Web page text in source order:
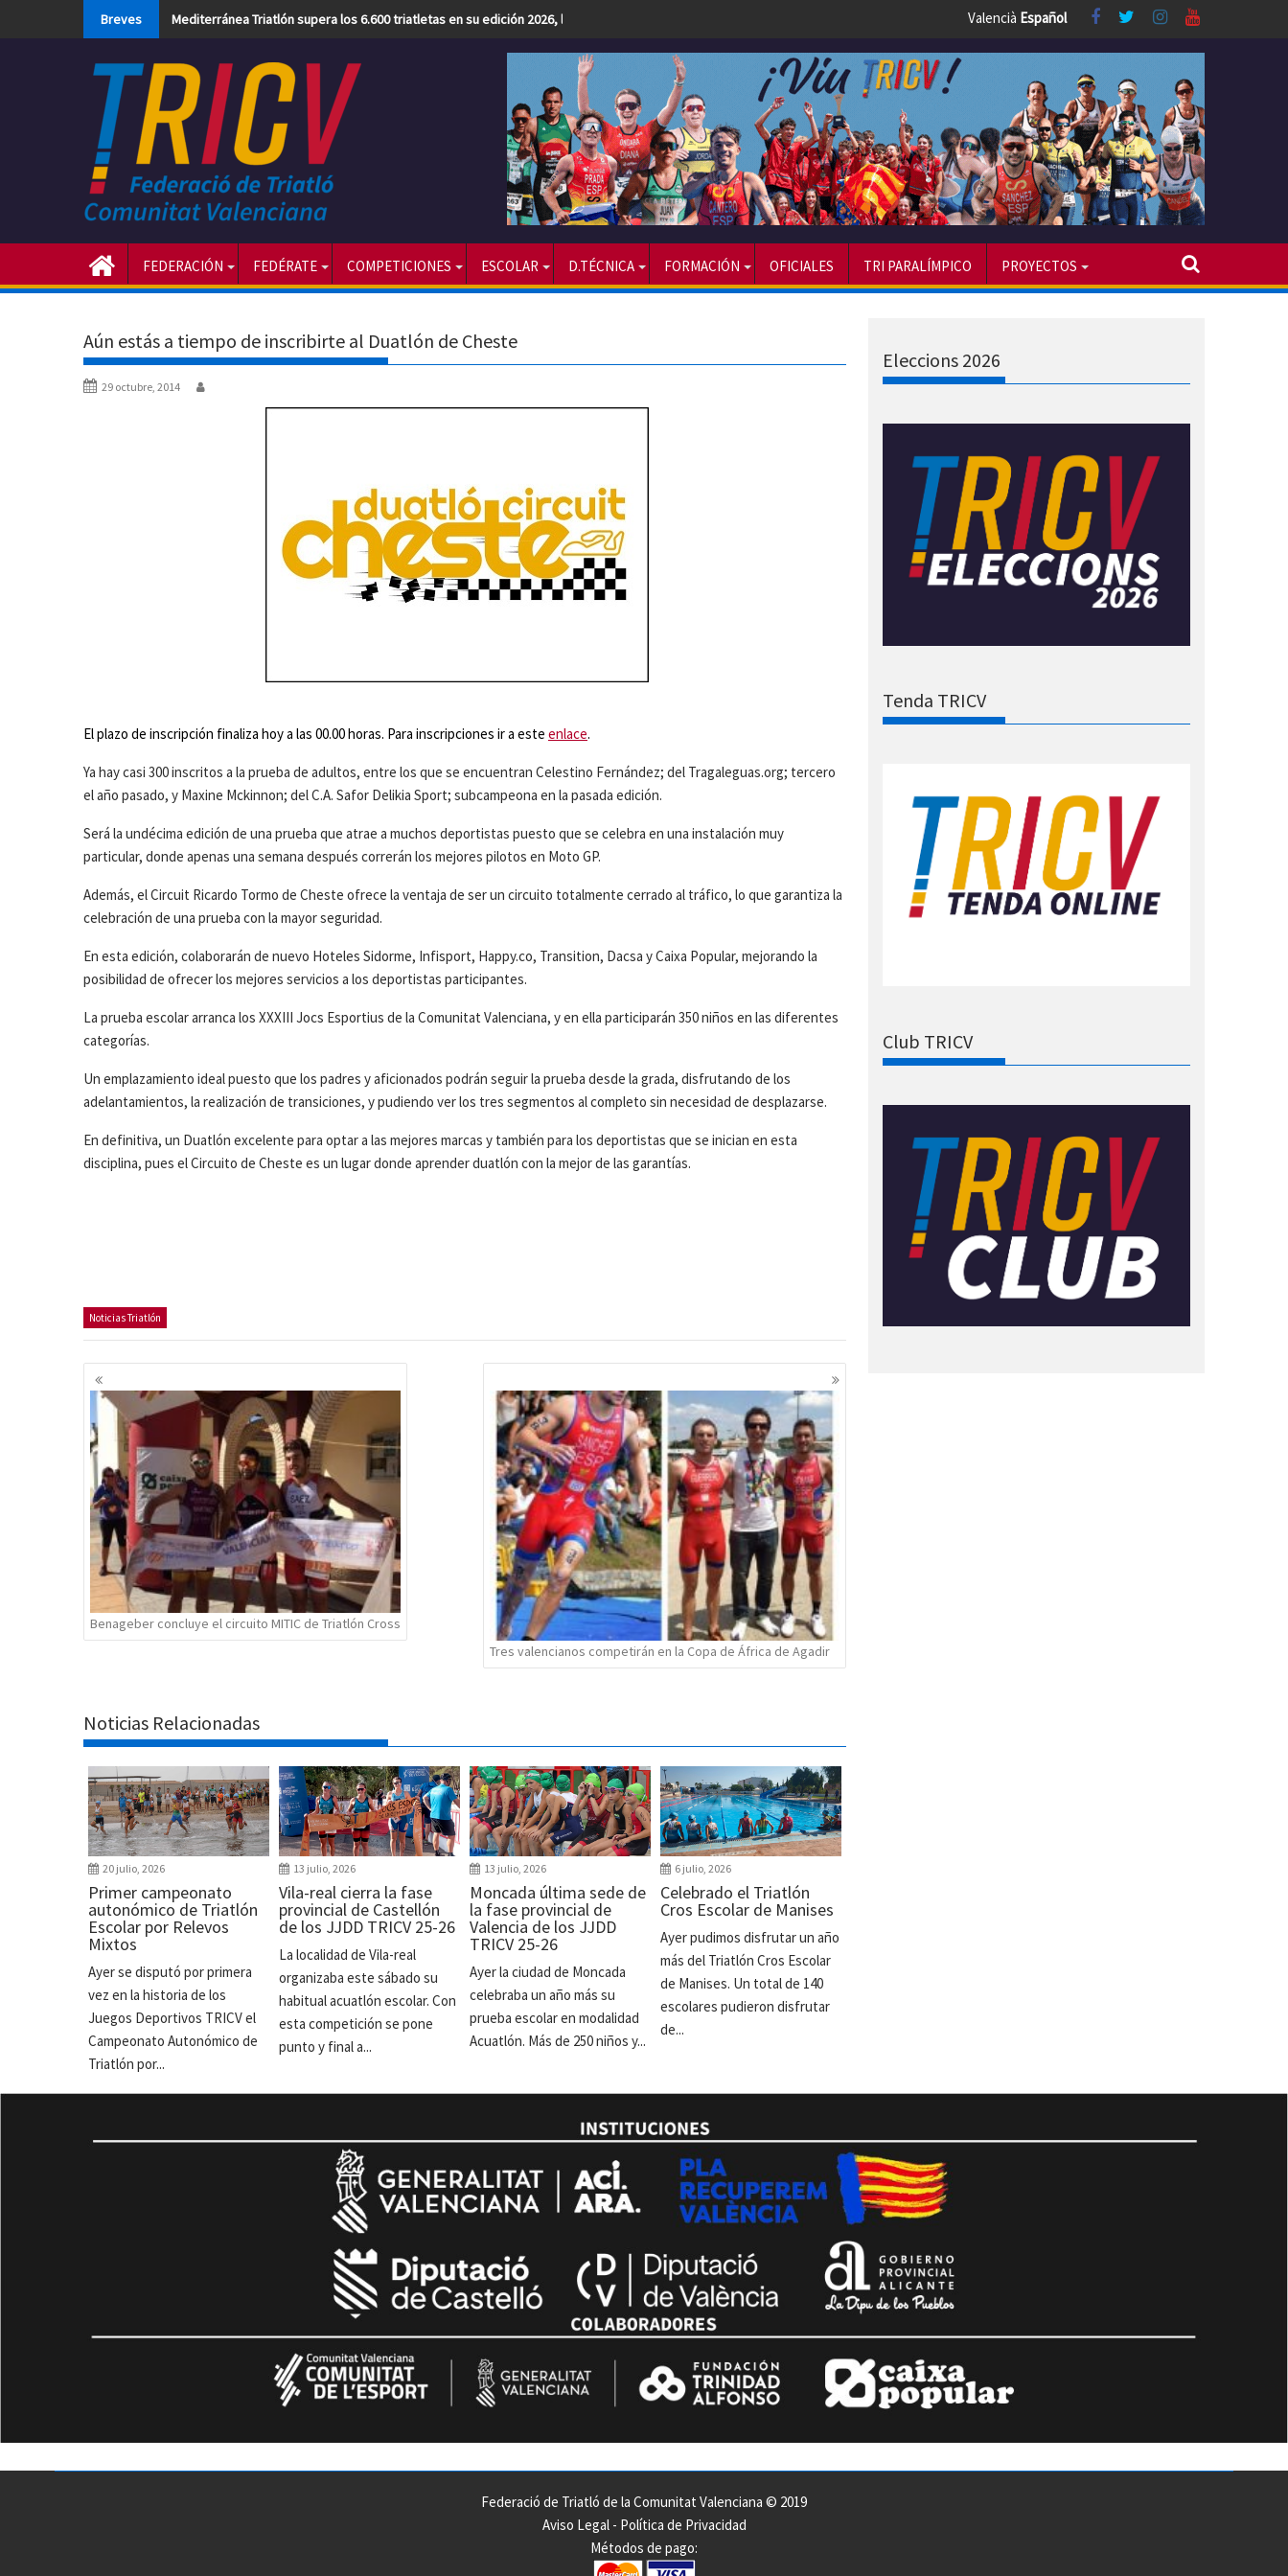
Breves Mediterránea Triatlón supera los 6.600 triatletas en su edición 2026, la más numerosa hasta la fecha Valencià Español
FEDERACIÓN FEDÉRATE COMPETICIONES ESCOLAR D.TÉCNICA FORMACIÓN OFICIALES TRI PARALÍMPICO PROYECTOS
Aún estás a tiempo de inscribirte al Duatlón de Cheste
29 octubre, 2014
El plazo de inscripción finaliza hoy a las 00.00 horas. Para inscripciones ir a este enlace.
Ya hay casi 300 inscritos a la prueba de adultos, entre los que se encuentran Celestino Fernández; del Tragaleguas.org; tercero
el año pasado, y Maxine Mckinnon; del C.A. Safor Delikia Sport; subcampeona en la pasada edición.
Será la undécima edición de una prueba que atrae a muchos deportistas puesto que se celebra en una instalación muy
particular, donde apenas una semana después correrán los mejores pilotos en Moto GP.
Además, el Circuit Ricardo Tormo de Cheste ofrece la ventaja de ser un circuito totalmente cerrado al tráfico, lo que garantiza la
celebración de una prueba con la mayor seguridad.
En esta edición, colaborarán de nuevo Hoteles Sidorme, Infisport, Happy.co, Transition, Dacsa y Caixa Popular, mejorando la
posibilidad de ofrecer los mejores servicios a los deportistas participantes.
La prueba escolar arranca los XXXIII Jocs Esportius de la Comunitat Valenciana, y en ella participarán 350 niños en las diferentes
categorías.
Un emplazamiento ideal puesto que los padres y aficionados podrán seguir la prueba desde la grada, disfrutando de los
adelantamientos, la realización de transiciones, y pudiendo ver los tres segmentos al completo sin necesidad de desplazarse.
En definitiva, un Duatlón excelente para optar a las mejores marcas y también para los deportistas que se inician en esta
disciplina, pues el Circuito de Cheste es un lugar donde aprender duatlón con la mejor de las garantías.
Noticias Triatlón
Navegación
de
entradas
Benageber concluye el circuito MITIC de Triatlón Cross
Tres valencianos competirán en la Copa de África de Agadir
Noticias Relacionadas
20 julio, 2026
Primer campeonato
autonómico de Triatlón
Escolar por Relevos
Mixtos
Ayer se disputó por primera
vez en la historia de los
Juegos Deportivos TRICV el
Campeonato Autonómico de
Triatlón por...
13 julio, 2026
Vila-real cierra la fase
provincial de Castellón
de los JJDD TRICV 25-26
La localidad de Vila-real
organizaba este sábado su
habitual acuatlón escolar. Con
esta competición se pone
punto y final a...
13 julio, 2026
Moncada última sede de
la fase provincial de
Valencia de los JJDD
TRICV 25-26
Ayer la ciudad de Moncada
celebraba un año más su
prueba escolar en modalidad
Acuatlón. Más de 250 niños y...
6 julio, 2026
Celebrado el Triatlón
Cros Escolar de Manises
Ayer pudimos disfrutar un año
más del Triatlón Cros Escolar
de Manises. Un total de 140
escolares pudieron disfrutar
de...
Eleccions 2026
Tenda TRICV
Club TRICV
Federació de Triatló de la Comunitat Valenciana © 2019
Aviso Legal- Política de Privacidad
Métodos de pago: